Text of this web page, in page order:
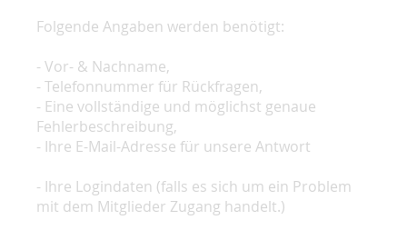
Folgende Angaben werden benötigt:
- Vor- & Nachname,
- Telefonnummer für Rückfragen,
- Eine vollständige und möglichst genaue
Fehlerbeschreibung,
- Ihre E-Mail-Adresse für unsere Antwort
- Ihre Logindaten (falls es sich um ein Problem
mit dem Mitglieder Zugang handelt.)